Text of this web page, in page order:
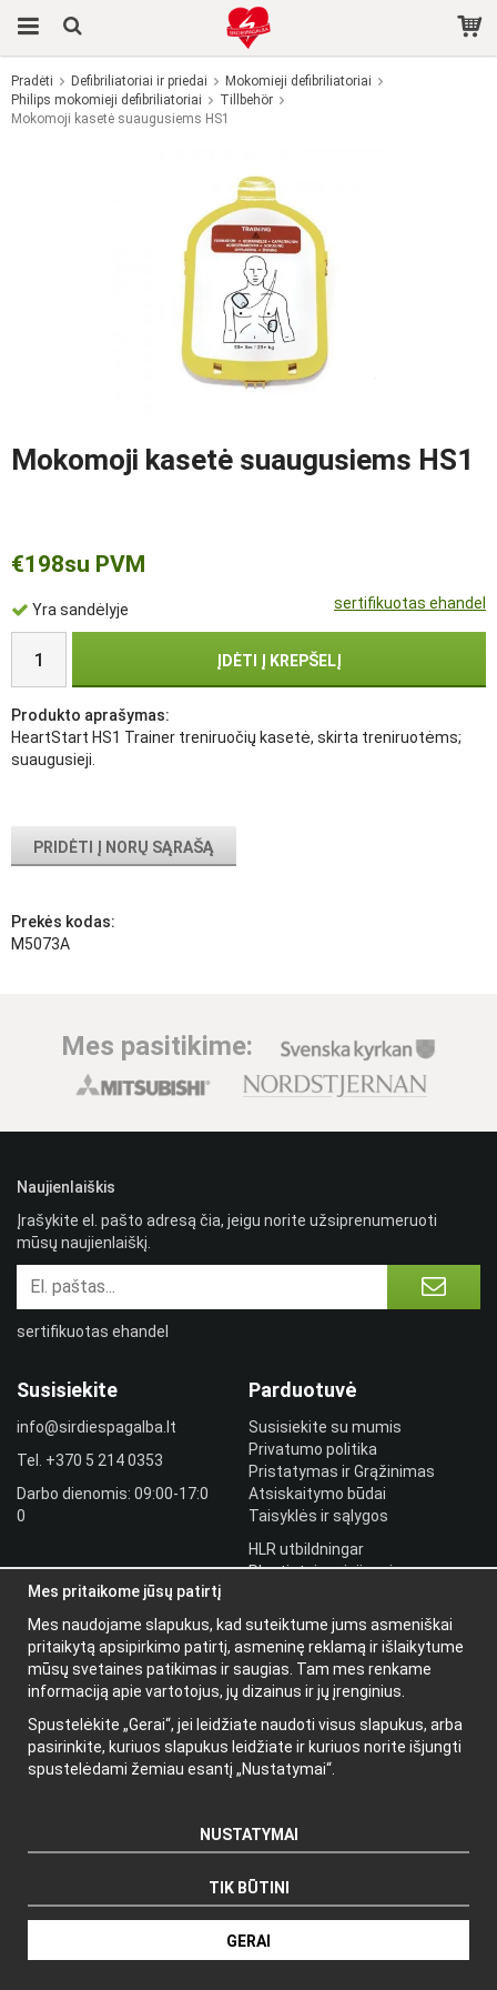
Produktas buvo įdėtas į jūsų krepšelį
Pradėti Defibriliatoriai ir priedai
Mokomieji defibriliatoriai
Philips mokomieji defibriliatoriai
Tillbehör
Mokomoji kasetė suaugusiems HS1
Mokomoji kasetė suaugusiems HS1
sertifikuotas ehandel
€198su PVM
Yra sandėlyje
ĮDĖTI Į KREPŠELĮ
Produkto aprašymas:
HeartStart HS1 Trainer treniruočių kasetė, skirta treniruotėms;
suaugusieji.
PRIDĖTI Į NORŲ SĄRAŠĄ
Prekės kodas:
M5073A
Mes pasitikime:
Susisiekite
info@sirdiespagalba.lt
Tel. +370 5 214 0353
Darbo dienomis: 09:00-17:0
0
Parduotuvė
Susisiekite su mumis
Privatumo politika
Pristatymas ir Grąžinimas
Atsiskaitymo būdai
Taisyklės ir sąlygos
HLR utbildningar
Plantintojo prisijungimas
Papildoma
informacija
Naujienlaiškis
Apie slapukus
Naujienlaiškis
Įrašykite el. pašto adresą čia, jeigu norite užsiprenumeruoti
mūsų naujienlaiškį.
sertifikuotas ehandel
Mes pritaikome jūsų patirtį
Mes naudojame slapukus, kad suteiktume jums asmeniškai
pritaikytą apsipirkimo patirtį, asmeninę reklamą ir išlaikytume
mūsų svetaines patikimas ir saugias. Tam mes renkame
informaciją apie vartotojus, jų dizainus ir jų įrenginius.
Spustelėkite „Gerai“, jei leidžiate naudoti visus slapukus, arba
pasirinkite, kuriuos slapukus leidžiate ir kuriuos norite išjungti
spustelėdami žemiau esantį „Nustatymai“.
NUSTATYMAI
TIK BŪTINI
GERAI